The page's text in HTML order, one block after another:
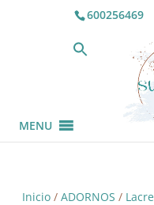
600256469
MENU
Inicio/ ADORNOS / Lacre